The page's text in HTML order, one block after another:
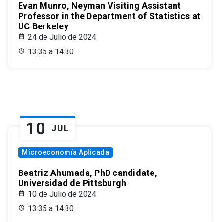
Evan Munro, Neyman Visiting Assistant
Professor in the Department of Statistics at
UC Berkeley
24 de Julio de 2024
13:35 a 14:30
10 JUL
Microeconomía Aplicada
Beatriz Ahumada, PhD candidate,
Universidad de Pittsburgh
10 de Julio de 2024
13:35 a 14:30